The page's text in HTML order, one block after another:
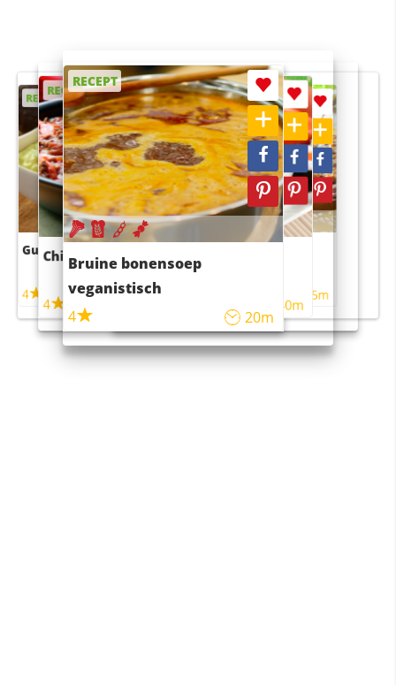
RECEPT
Guacamole
4
RECEPT
Chili con carne
4 45m
RECEPT
Bruine bonensoep
veganistisch
4
20m
RECEPT
Sushi rijstsalade
maaltijdsalade
40m
RECEPT
4 55m